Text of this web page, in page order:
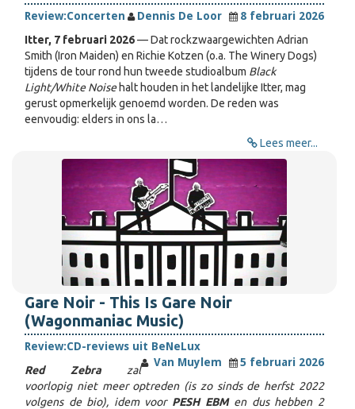
Review:Concerten Dennis De Loor
8 februari 2026
Itter, 7 februari 2026— Dat rockzwaargewichten Adrian
Smith (Iron Maiden) en Richie Kotzen (o.a. The Winery Dogs)
tijdens de tour rond hun tweede studioalbum Black
Light/White Noisehalt houden in het landelijke Itter, mag
gerust opmerkelijk genoemd worden. De reden was
eenvoudig: elders in ons la…
Lees meer...
Gare Noir - This Is Gare Noir
(Wagonmaniac Music)
Review:CD-reviews uit BeNeLux
Van Muylem
5 februari 2026
Red Zebrazal
voorlopig niet meer optreden (is zo sinds de herfst 2022
volgens de bio), idem voorPESH EBMen dus hebben 2